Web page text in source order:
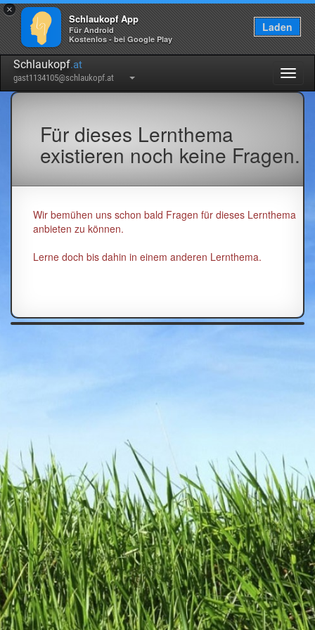
×
Schlaukopf App
Für Android
Kostenlos - bei Google Play
Laden
Schlaukopf.at
gast1134105@schlaukopf.at
Für dieses Lernthema
existieren noch keine Fragen.
Wir bemühen uns schon bald Fragen für dieses Lernthema
anbieten zu können.
Lerne doch bis dahin in einem anderen Lernthema.